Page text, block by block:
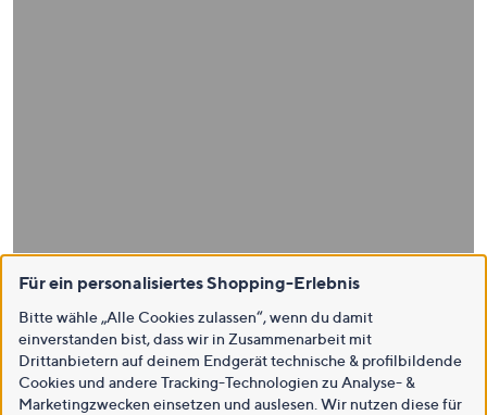
Für ein personalisiertes Shopping-Erlebnis
Bitte wähle „Alle Cookies zulassen“, wenn du damit
einverstanden bist, dass wir in Zusammenarbeit mit
Drittanbietern auf deinem Endgerät technische & profilbildende
Cookies und andere Tracking-Technologien zu Analyse- &
Marketingzwecken einsetzen und auslesen. Wir nutzen diese für